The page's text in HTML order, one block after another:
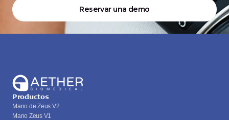
Reservar una demo
Productos
Mano de Zeus V2
Mano Zeus V1